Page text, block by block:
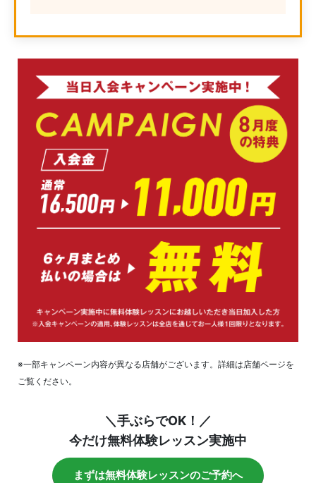
※一部キャンペーン内容が異なる店舗がございます。詳細は店舗ページを
ご覧ください。
＼手ぶらでOK！／
今だけ無料体験レッスン実施中
まずは無料体験レッスンのご予約へ